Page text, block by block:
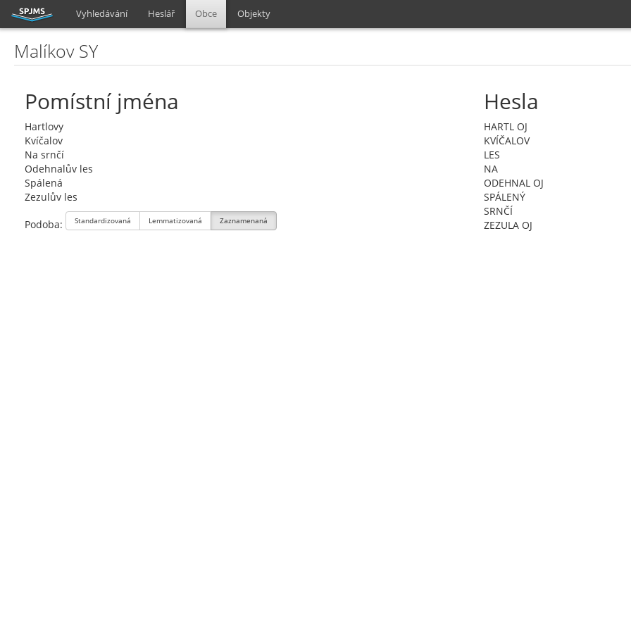
Vyhledávání Heslář Obce Objekty
Malíkov SY
Pomístní jména
Hartlovy
Kvíčalov
Na srnčí
Odehnalův les
Spálená
Zezulův les
Podoba: Standardizovaná Lemmatizovaná Zaznamenaná
Hesla
HARTL OJ
KVÍČALOV
LES
NA
ODEHNAL OJ
SPÁLENÝ
SRNČÍ
ZEZULA OJ